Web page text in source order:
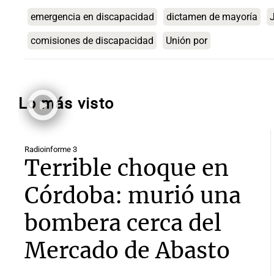
emergencia en discapacidad dictamen de mayoría
comisiones de discapacidad Unión por
Lo más visto
Radioinforme 3
Terrible choque en
Córdoba: murió una
bombera cerca del
Mercado de Abasto